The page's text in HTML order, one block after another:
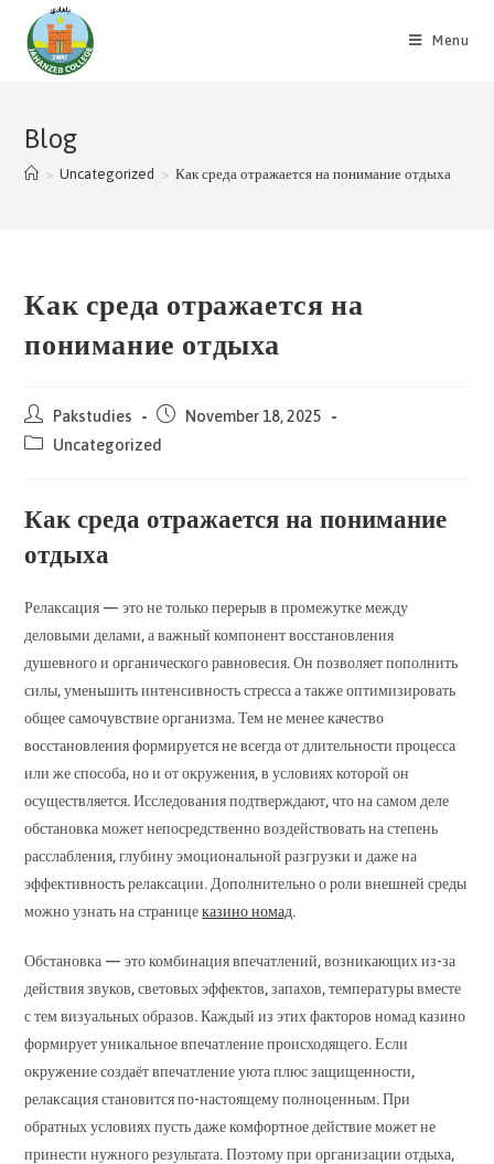
content
Menu
Blog
> Uncategorized > Как среда отражается на понимание отдыха
Как среда отражается на
понимание отдыха
Post
author:
Pakstudies
Post
published:
November 18, 2025
PostUncategorized
Как среда отражается на понимание
отдыха
Релаксация — это не только перерыв в промежутке между
деловыми делами, а важный компонент восстановления
душевного и органического равновесия. Он позволяет пополнить
силы, уменьшить интенсивность стресса а также оптимизировать
общее самочувствие организма. Тем не менее качество
восстановления формируется не всегда от длительности процесса
или же способа, но и от окружения, в условиях которой он
осуществляется. Исследования подтверждают, что на самом деле
обстановка может непосредственно воздействовать на степень
расслабления, глубину эмоциональной разгрузки и даже на
эффективность релаксации. Дополнительно о роли внешней среды
можно узнать на страницеказино номад.
Обстановка — это комбинация впечатлений, возникающих из-за
действия звуков, световых эффектов, запахов, температуры вместе
с тем визуальных образов. Каждый из этих факторов номад казино
формирует уникальное впечатление происходящего. Если
окружение создаёт впечатление уюта плюс защищенности,
релаксация становится по-настоящему полноценным. При
обратных условиях пусть даже комфортное действие может не
принести нужного результата. Поэтому при организации отдыха,